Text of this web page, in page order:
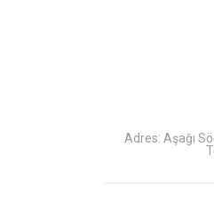
Adres: Aşağı